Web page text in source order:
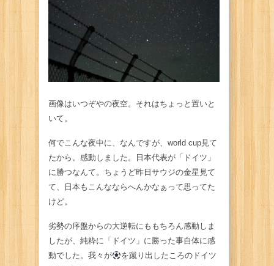
画像はいつぞやの夜空。それはちょっと置いと
いて。
何でこんな夜中に、なんですが、world cup見て
たから。感動しました。日本代表が「ドイツ」
に勝つなんて。ちょうど昨日サウジの金星見て
て、日本もこんなならへんかなぁって思ってた
けど。
劣勢の序盤からの大逆転にももちろん感動しま
したが、純粋に「ドイツ」に勝った事自体に感
動でした。我々が
を蹴り出したころのドイツ